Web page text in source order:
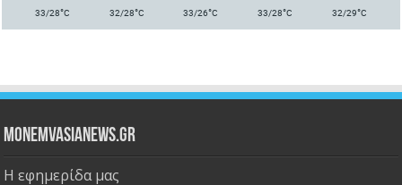
33/28°C 32/28°C 33/26°C 33/28°C 32/29°C
Monemvasianews.gr
Η εφημερίδα μας